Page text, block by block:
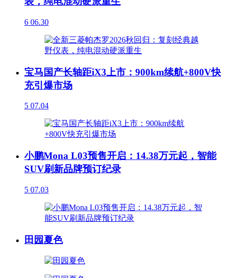
6 06.30
宝马国产长轴距iX3上市：900km续航+800V快
充引爆市场
5 07.04
小鹏Mona L03预售开启：14.38万元起，智能
SUV刷新品牌预订纪录
5 07.03
田园夏色